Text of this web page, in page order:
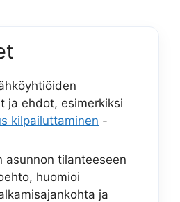
ja ehdot, esimerkiksi
kilpailuttaminen -
asunnon tilanteeseen
huomioi
ja